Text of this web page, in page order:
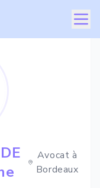
Avocat à
Bordeaux